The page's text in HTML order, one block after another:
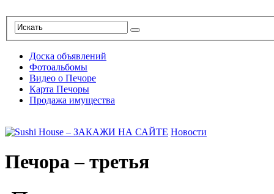
Доска объявлений
Фотоальбомы
Видео о Печоре
Карта Печоры
Продажа имущества
Новости
Печора – третья